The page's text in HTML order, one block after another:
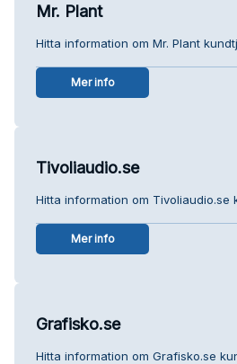
Mr. Plant
Hitta information om Mr. Plant
Mer info
Tivoliaudio.se
Hitta information om Tivoliaudio.se
Mer info
Grafisko.se
Hitta information om Grafisko.se